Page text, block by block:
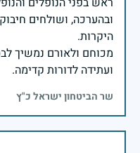
ובהערכה, ושולחים
מכוחם ולאורם נמשיך
ועתידה לדורות קדימה.
שר הביטחון ישראל כ"ץ